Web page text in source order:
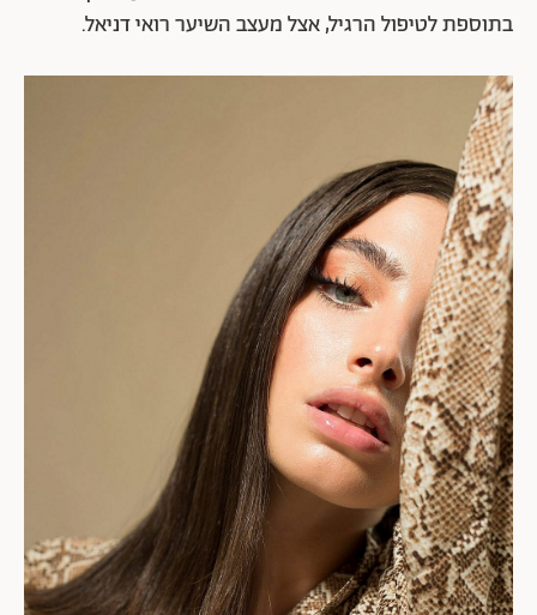
בתוספת לטיפול הרגיל, אצל מעצב השיער רואי דניאל.